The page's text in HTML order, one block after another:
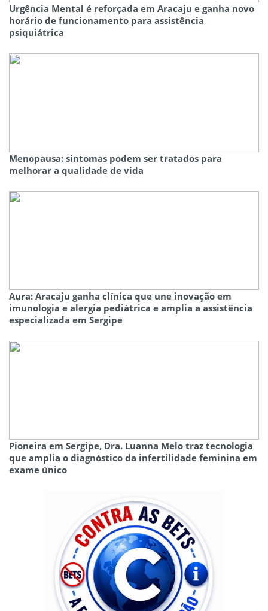
Urgência Mental é reforçada em Aracaju e ganha novo
horário de funcionamento para assistência
psiquiátrica
Menopausa: sintomas podem ser tratados para
melhorar a qualidade de vida
Aura: Aracaju ganha clínica que une inovação em
imunologia e alergia pediátrica e amplia a assistência
especializada em Sergipe
Pioneira em Sergipe, Dra. Luanna Melo traz tecnologia
que amplia o diagnóstico da infertilidade feminina em
exame único